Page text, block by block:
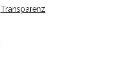
Transparenz